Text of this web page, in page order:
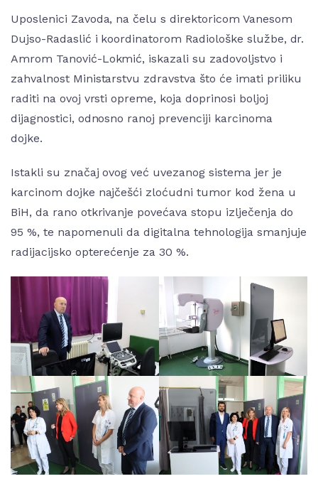
Uposlenici Zavoda, na čelu s direktoricom Vanesom
Dujso-Radaslić i koordinatorom Radiološke službe, dr.
Amrom Tanović-Lokmić, iskazali su zadovoljstvo i
zahvalnost Ministarstvu zdravstva što će imati priliku
raditi na ovoj vrsti opreme, koja doprinosi boljoj
dijagnostici, odnosno ranoj prevenciji karcinoma
dojke.
Istakli su značaj ovog već uvezanog sistema jer je
karcinom dojke najčešći zloćudni tumor kod žena u
BiH, da rano otkrivanje povećava stopu izlječenja do
95 %, te napomenuli da digitalna tehnologija smanjuje
radijacijsko opterećenje za 30 %.